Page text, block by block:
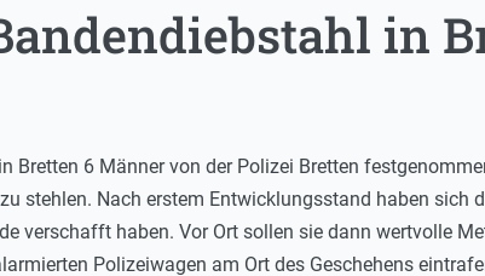
in
Bretten 6 Männer von der Polizei Bretten
zu stehlen. Nach erstem Entwicklungsstand haben sich
verschafft haben. Vor Ort sollen sie dann wertvolle
Polizeiwagen am Ort des Geschehens